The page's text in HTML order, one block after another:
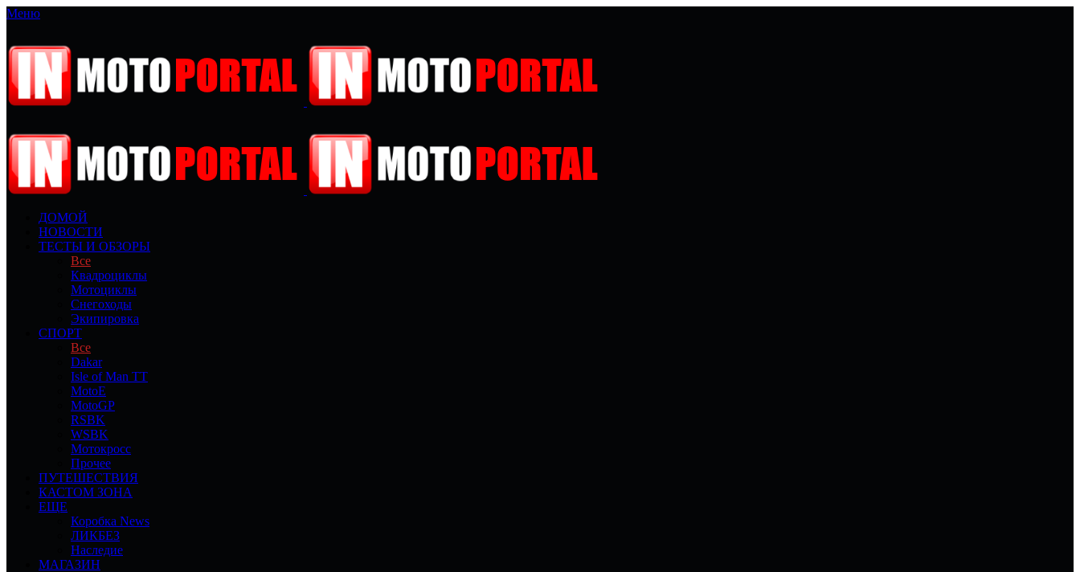
Меню
ДОМОЙ
НОВОСТИ
ТЕСТЫ И ОБЗОРЫ
Все
Квадроциклы
Мотоциклы
Снегоходы
Экипировка
СПОРТ
Все
Dakar
Isle of Man TT
MotoE
MotoGP
RSBK
WSBK
Мотокросс
Прочее
ПУТЕШЕСТВИЯ
КАСТОМ ЗОНА
ЕЩЕ
Коробка News
ЛИКБЕЗ
Наследие
МАГАЗИН